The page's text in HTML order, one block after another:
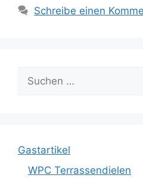
Schreibe einen
Suche
nach:
Gastartikel
WPC Terrassendielen